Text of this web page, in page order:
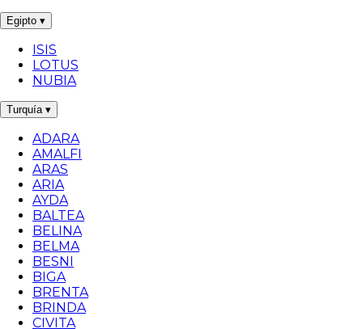
Egipto ▾
ISIS
LOTUS
NUBIA
Turquía ▾
ADARA
AMALFI
ARAS
ARIA
AYDA
BALTEA
BELINA
BELMA
BESNI
BIGA
BRENTA
BRINDA
CIVITA